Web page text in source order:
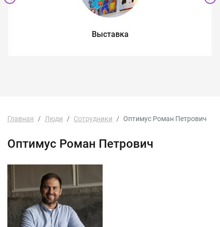
Выставка
Главная Люди Сотрудники Оптимус Роман Петрович
Оптимус Роман Петрович